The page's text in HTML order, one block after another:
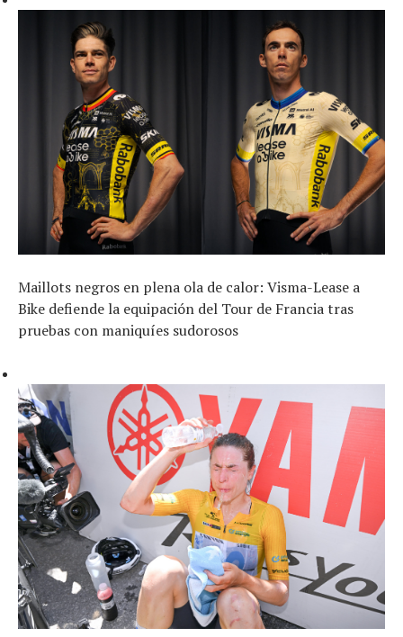
Maillots negros en plena ola de calor: Visma-Lease a
Bike defiende la equipación del Tour de Francia tras
pruebas con maniquíes sudorosos